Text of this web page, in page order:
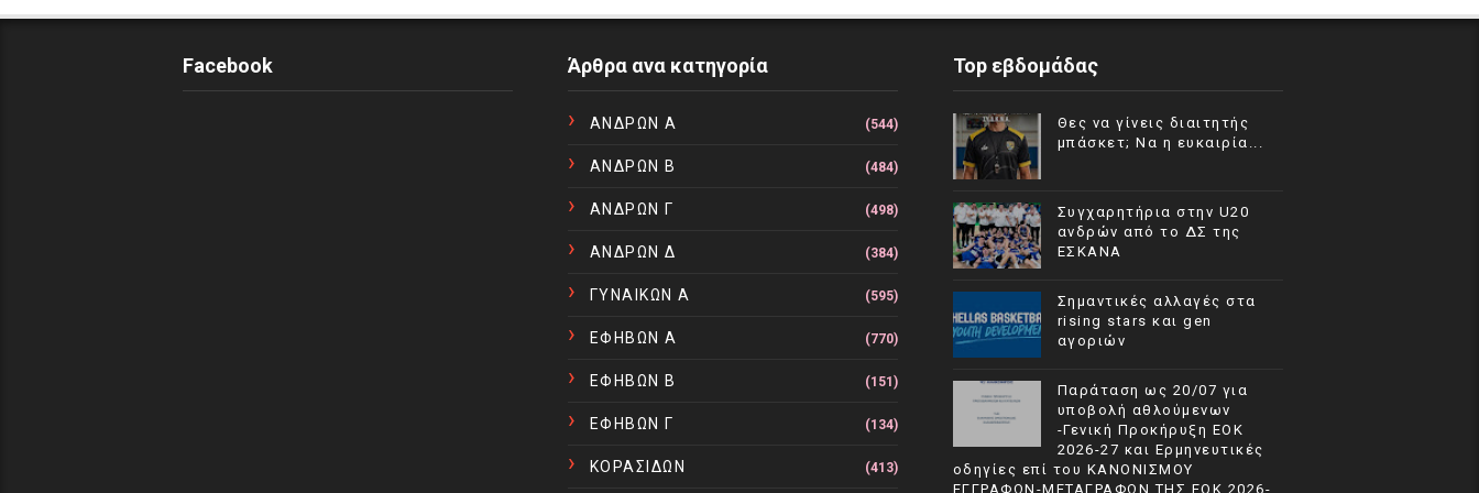
Facebook Άρθρα ανα κατηγορία
ΑΝΔΡΩΝ Α (544)
ΑΝΔΡΩΝ Β (484)
ΑΝΔΡΩΝ Γ (498)
ΑΝΔΡΩΝ Δ (384)
ΓΥΝΑΙΚΩΝ Α (595)
ΕΦΗΒΩΝ Α (770)
ΕΦΗΒΩΝ Β (151)
ΕΦΗΒΩΝ Γ (134)
ΚΟΡΑΣΙΔΩΝ (413)
Top εβδομάδας
Θες να γίνεις διαιτητής
μπάσκετ; Να η ευκαιρία...
Συγχαρητήρια στην U20
ανδρών από το ΔΣ της
ΕΣΚΑΝΑ
Σημαντικές αλλαγές στα
rising stars και gen
αγοριών
Παράταση ως 20/07 για
υποβολή αθλούμενων
-Γενική Προκήρυξη ΕΟΚ
2026-27 και Ερμηνευτικές
οδηγίες επί του ΚΑΝΟΝΙΣΜΟΥ
ΕΓΓΡΑΦΩΝ-ΜΕΤΑΓΡΑΦΩΝ ΤΗΣ ΕΟΚ 2026-